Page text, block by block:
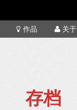
作品 关于
存档